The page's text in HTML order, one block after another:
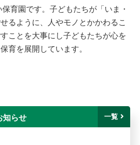
育園です。子どもたちが「いま・
るように、人やモノとかかわるこ
ことを大事にし子どもたちが心を
育を展開しています。
知らせ 一覧